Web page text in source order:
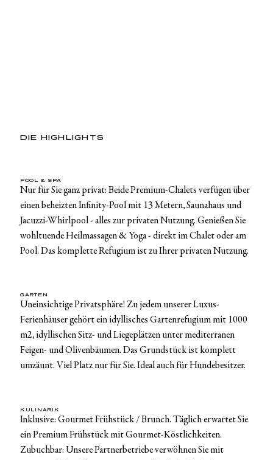
DIE HIGHLIGHTS
POOL & SPA
Nur für Sie ganz privat: Beide Premium-Chalets verfügen über
einen beheizten Infinity-Pool mit 13 Metern, Saunahaus und
Jacuzzi-Whirlpool - alles zur privaten Nutzung. Genießen Sie
wohltuende Heilmassagen & Yoga - direkt im Chalet oder am
Pool. Das komplette Refugium ist zu Ihrer privaten Nutzung.
GARTEN
Uneinsichtige Privatsphäre! Zu jedem unserer Luxus-
Ferienhäuser gehört ein idyllisches Gartenrefugium mit 1000
m2, idyllischen Sitz- und Liegeplätzen unter mediterranen
Feigen- und Olivenbäumen. Das Grundstück ist komplett
umzäunt. Viel Platz nur für Sie. Ideal auch für Hundebesitzer.
KULINARIK
Inklusive: Gourmet Frühstück / Brunch. Täglich erwartet Sie
ein Premium Frühstück mit Gourmet-Köstlichkeiten.
Zubuchbar: Unsere Partnerbetriebe verwöhnen Sie mit